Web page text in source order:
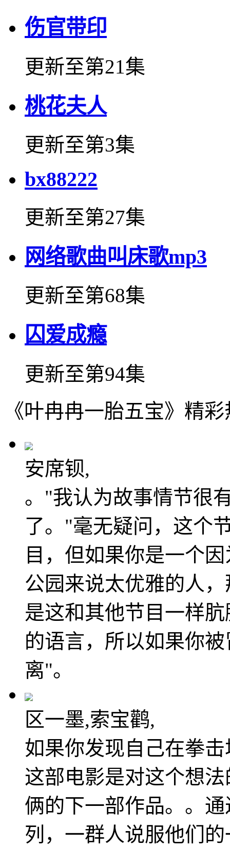
伤官带印
更新至第21集
桃花夫人
更新至第3集
bx88222
更新至第27集
网络歌曲叫床歌mp3
更新至第68集
囚爱成瘾
更新至第94集
《叶冉冉一胎五宝》精
安席钡,
。"我认为故事情节很
了。"毫无疑问，这个
目，但如果你是一个
公园来说太优雅的人
是这和其他节目一样
的语言，所以如果你
离"。
区一墨,索宝鹳,
如果你发现自己在拳
这部电影是对这个想
俩的下一部作品。。
列，一群人说服他们